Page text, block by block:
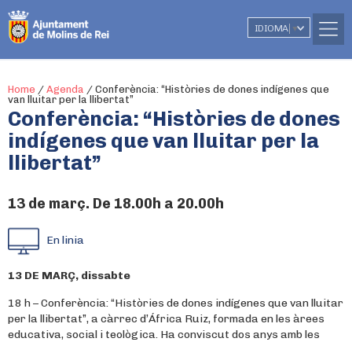
IDIOMA ▼
Home / Agenda / Conferència: “Històries de dones indígenes que
van lluitar per la llibertat”
Conferència: “Històries de dones
indígenes que van lluitar per la
llibertat”
13 de març. De 18.00h a 20.00h
En linia
13 DE MARÇ, dissabte
18 h – Conferència: “Històries de dones indígenes que van lluitar
per la llibertat”, a càrrec d’África Ruiz, formada en les àrees
educativa, social i teològica. Ha conviscut dos anys amb les